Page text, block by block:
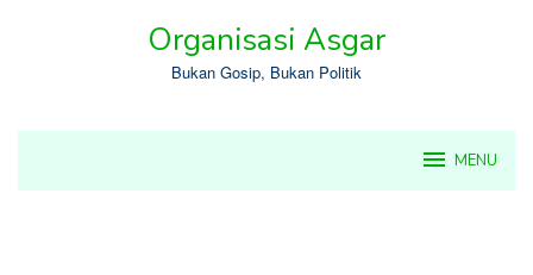
Organisasi Asgar
Bukan Gosip, Bukan Politik
MENU